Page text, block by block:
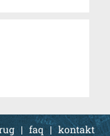
| faq | kontakt